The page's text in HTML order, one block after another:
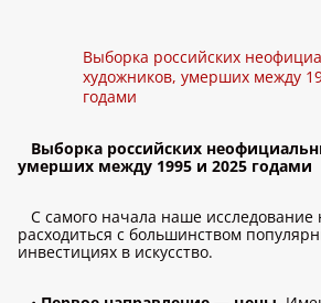
Выборка российских
художников, умерших между
годами
Выборка российских
умерших между 1995 и 2025 годами
С самого начала наше исследование
расходиться с большинством
инвестициях в искусство.